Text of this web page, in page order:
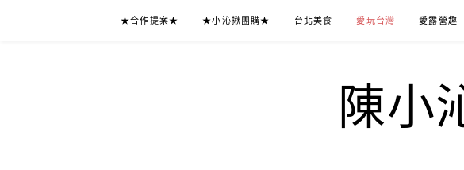
★合作提案★ ★小沁揪團購★ 台北美食 愛玩台灣 愛露營趣
陳小